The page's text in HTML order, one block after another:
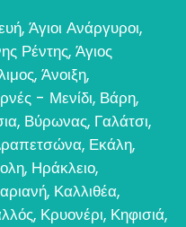
, Άγιοι Ανάργυροι,
Ρέντης, Άγιος
, Άνοιξη,
- Μενίδι, Βάρη,
, Βύρωνας, Γαλάτσι,
, Εκάλη,
, Ηράκλειο,
, Καλλιθέα,
, Κρυονέρι, Κηφισιά,